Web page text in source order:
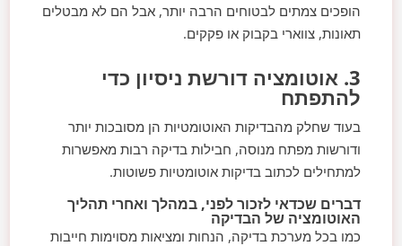
הופכים צמתים לבטוחים הרבה יותר, אבל הם לא מבטלים
תאונות, צווארי בקבוק או פקקים.
3. אוטומציה דורשת ניסיון כדי
להתפתח
בעוד שחלק מהבדיקות האוטומטיות הן מסובכות יותר
ודורשות מפתח מנוסה, חבילות בדיקה רבות מאפשרות
למתחילים לכתוב בדיקות אוטומטיות פשוטות.
דברים שכדאי לזכור לפני, במהלך ואחרי תהליך
האוטומציה של הבדיקה
כמו בכל מערכת בדיקה, הנחות ומציאות מסוימות חייבות